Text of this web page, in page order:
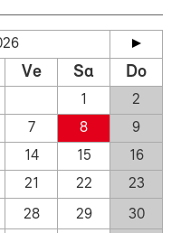
Ve Sa Do
1
2
7 8
9
14 15
16
21 22
23
28 29
30